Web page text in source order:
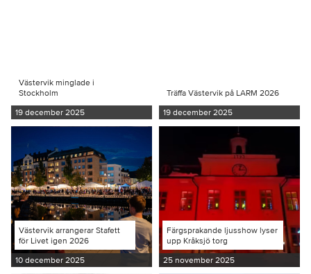
Västervik minglade i
Stockholm
19 december 2025
Träffa Västervik på LARM 2026
19 december 2025
Västervik arrangerar Stafett
för Livet igen 2026
10 december 2025
Färgsprakande ljusshow lyser
upp Kråksjö torg
25 november 2025